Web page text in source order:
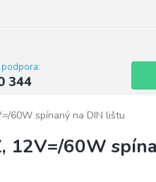
podpora:
344
60W spínaný na DIN lištu
12V=/60W